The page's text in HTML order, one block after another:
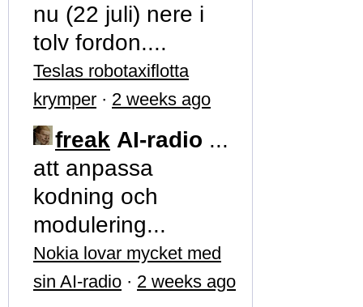
nu (22 juli) nere i
tolv fordon....
Teslas robotaxiflotta
krymper · 2 weeks ago
freak AI-radio ...
att anpassa
kodning och
modulering...
Nokia lovar mycket med
sin AI-radio · 2 weeks ago